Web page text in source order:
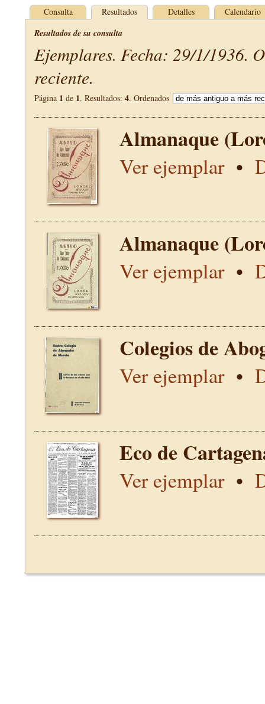
Consulta Resultados Detalles Calendario
Resultados de su consulta
Ejemplares. Fecha: 29/1/1936.
reciente.
Página 1 de 1. Resultados: 4. Ordenados
Almanaque
Ver ejemplar•
Almanaque
Ver ejemplar•
Colegios de
Ver ejemplar•
Eco de
Ver ejemplar•